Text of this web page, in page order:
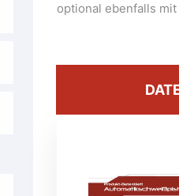
optional ebenfalls